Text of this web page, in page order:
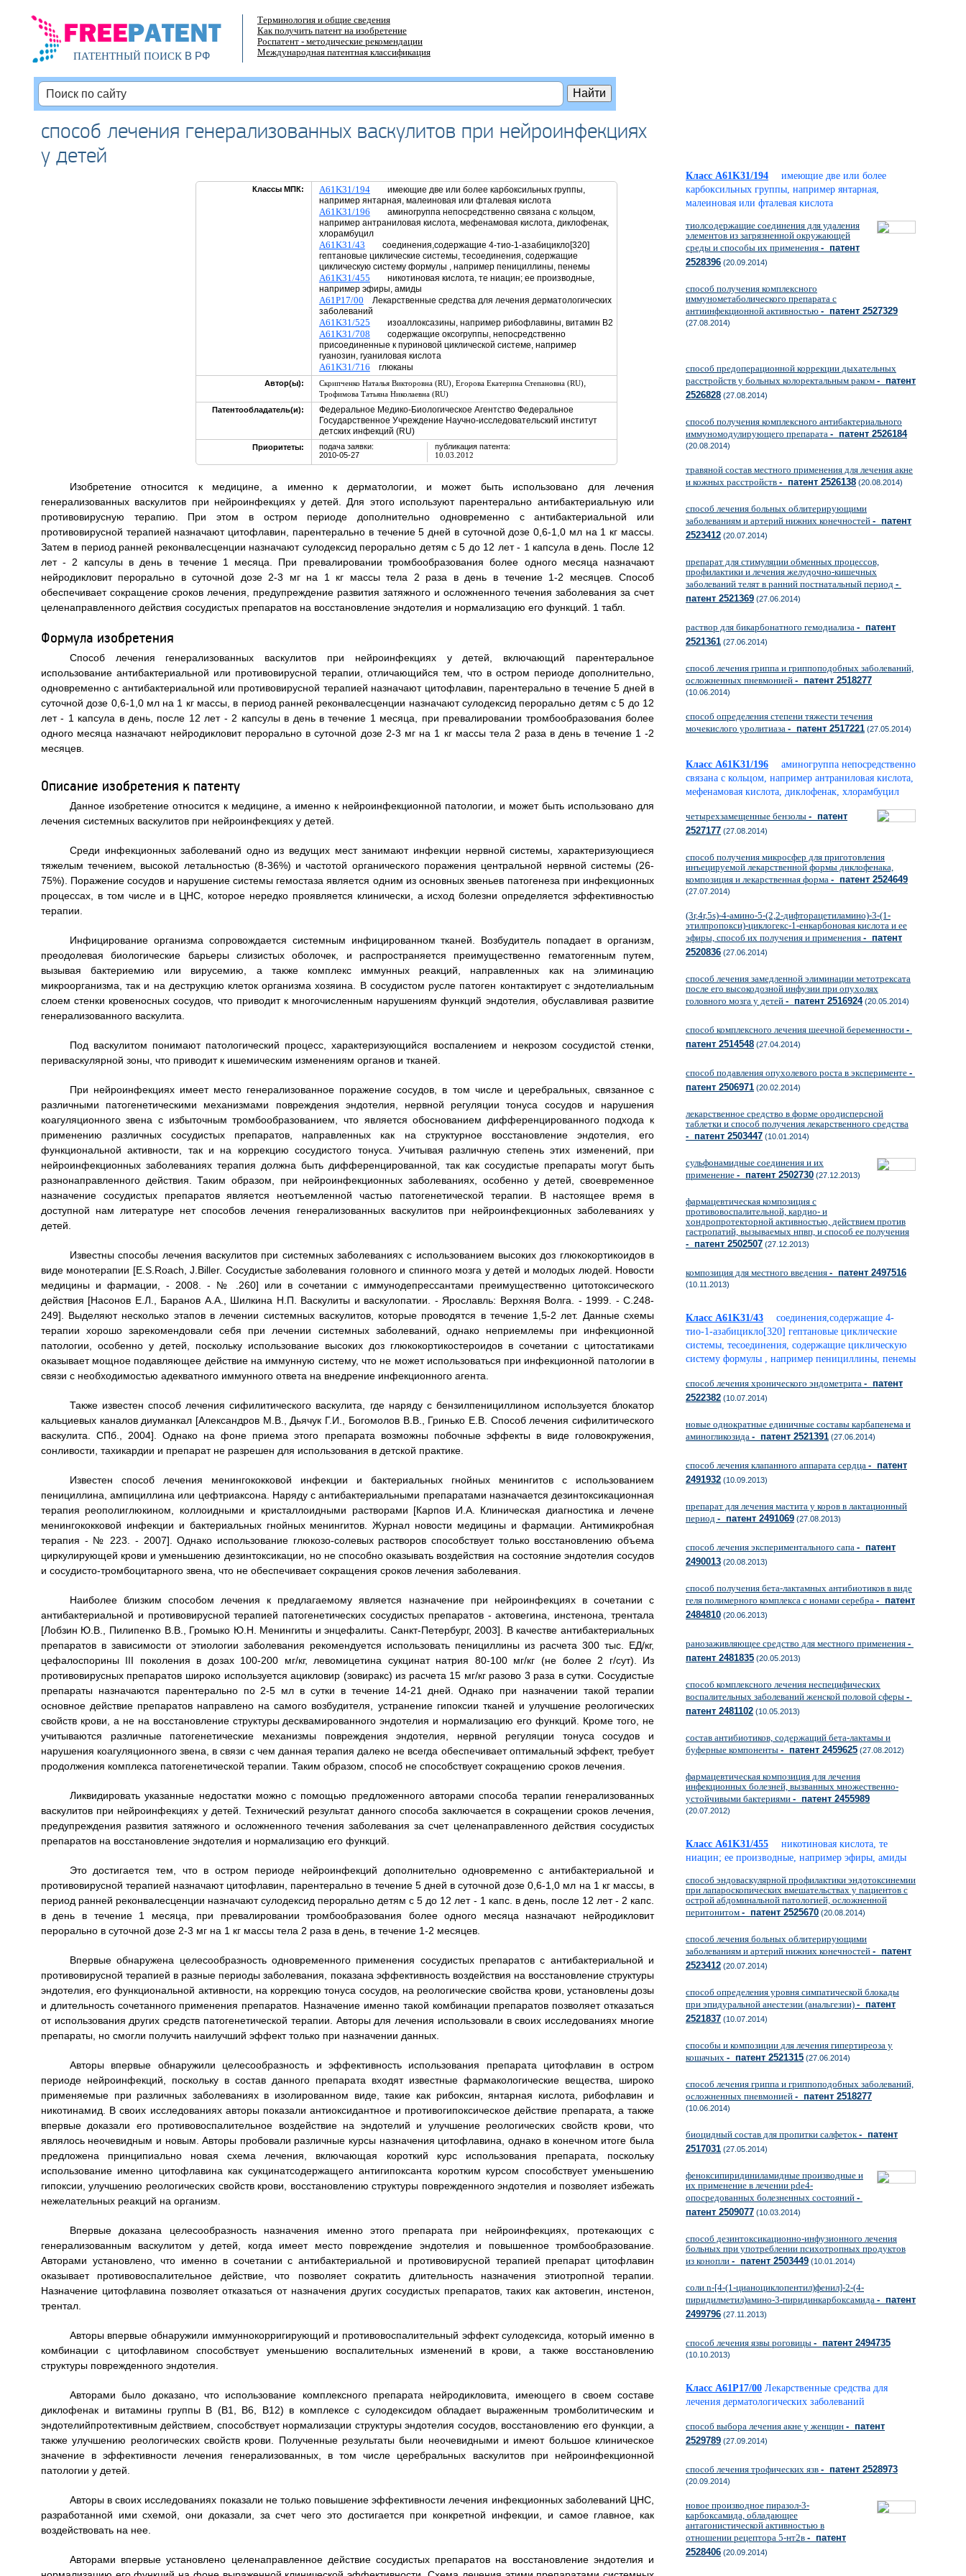
ПАТЕНТНЫЙ ПОИСКВ РФ
Терминология и общие сведения
Как получить патент на изобретение
Роспатент - методические рекомендации
Международная патентная классификация
способ лечения генерализованных васкулитов при нейроинфекциях
у детей
Классы МПК: A61K31/194имеющие две или более карбоксильных группы,
например янтарная, малеиновая или фталевая кислота
A61K31/196 аминогруппа непосредственно связана с кольцом,
например антраниловая кислота, мефенамовая кислота, диклофенак,
хлорамбуцил
A61K31/43 соединения,содержащие 4-тио-1-азабицикло[320]
гептановые циклические системы, тесоединения, содержащие
циклическую систему формулы , например пенициллины, пенемы
A61K31/455 никотиновая кислота, те ниацин; ее производные,
например эфиры, амиды
A61P17/00 Лекарственные средства для лечения дерматологических
заболеваний
A61K31/525 изоаллоксазины, например рибофлавины, витамин B2
A61K31/708 содержащие оксогруппы, непосредственно
присоединенные к пуриновой циклической системе, например
гуанозин, гуаниловая кислота
A61K31/716 глюканы
Автор(ы): Скрипченко Наталья Викторовна (RU), Егорова Екатерина Степановна (RU),
Трофимова Татьяна Николаевна (RU)
Патентообладатель(и):
Федеральное Медико-Биологическое Агентство Федеральное
Государственное Учреждение Научно-исследовательский институт
детских инфекций (RU)
Приоритеты:
подача заявки:
2010-05-27
публикация патента:
10.03.2012
Изобретение относится к медицине, а именно к дерматологии, и может быть использовано для лечения
генерализованных васкулитов при нейроинфекциях у детей. Для этого используют парентерально антибактериальную или
противовирусную терапию. При этом в остром периоде дополнительно одновременно с антибактериальной или
противовирусной терапией назначают цитофлавин, парентерально в течение 5 дней в суточной дозе 0,6-1,0 мл на 1 кг массы.
Затем в период ранней реконвалесценции назначают сулодексид перорально детям с 5 до 12 лет - 1 капсула в день. После 12
лет - 2 капсулы в день в течение 1 месяца. При превалировании тромбообразования более одного месяца назначают
нейродикловит перорально в суточной дозе 2-3 мг на 1 кг массы тела 2 раза в день в течение 1-2 месяцев. Способ
обеспечивает сокращение сроков лечения, предупреждение развития затяжного и осложненного течения заболевания за счет
целенаправленного действия сосудистых препаратов на восстановление эндотелия и нормализацию его функций. 1 табл.
Формула изобретения
Способ лечения генерализованных васкулитов при нейроинфекциях у детей, включающий парентеральное
использование антибактериальной или противовирусной терапии, отличающийся тем, что в остром периоде дополнительно,
одновременно с антибактериальной или противовирусной терапией назначают цитофлавин, парентерально в течение 5 дней в
суточной дозе 0,6-1,0 мл на 1 кг массы, в период ранней реконвалесценции назначают сулодексид перорально детям с 5 до 12
лет - 1 капсула в день, после 12 лет - 2 капсулы в день в течение 1 месяца, при превалировании тромбообразования более
одного месяца назначают нейродикловит перорально в суточной дозе 2-3 мг на 1 кг массы тела 2 раза в день в течение 1 -2
месяцев.
Описание изобретения к патенту
Данное изобретение относится к медицине, а именно к нейроинфекционной патологии, и может быть использовано для
лечения системных васкулитов при нейроинфекциях у детей.
Среди инфекционных заболеваний одно из ведущих мест занимают инфекции нервной системы, характеризующиеся
тяжелым течением, высокой летальностью (8-36%) и частотой органического поражения центральной нервной системы (26-
75%). Поражение сосудов и нарушение системы гемостаза является одним из основных звеньев патогенеза при инфекционных
процессах, в том числе и в ЦНС, которое нередко проявляется клинически, а исход болезни определяется эффективностью
терапии.
Инфицирование организма сопровождается системным инфицированном тканей. Возбудитель попадает в организм,
преодолевая биологические барьеры слизистых оболочек, и распространяется преимущественно гематогенным путем,
вызывая бактериемию или вирусемию, а также комплекс иммунных реакций, направленных как на элиминацию
микроорганизма, так и на деструкцию клеток организма хозяина. В сосудистом русле патоген контактирует с эндотелиальным
слоем стенки кровеносных сосудов, что приводит к многочисленным нарушениям функций эндотелия, обуславливая развитие
генерализованного васкулита.
Под васкулитом понимают патологический процесс, характеризующийся воспалением и некрозом сосудистой стенки,
периваскулярной зоны, что приводит к ишемическим изменениям органов и тканей.
При нейроинфекциях имеет место генерализованное поражение сосудов, в том числе и церебральных, связанное с
различными патогенетическими механизмами повреждения эндотелия, нервной регуляции тонуса сосудов и нарушения
коагуляционного звена с избыточным тромбообразованием, что является обоснованием дифференцированного подхода к
применению различных сосудистых препаратов, направленных как на структурное восстановление эндотелия, его
функциональной активности, так и на коррекцию сосудистого тонуса. Учитывая различную степень этих изменений, при
нейроинфекционных заболеваниях терапия должна быть дифференцированной, так как сосудистые препараты могут быть
разнонаправленного действия. Таким образом, при нейроинфекционных заболеваниях, особенно у детей, своевременное
назначение сосудистых препаратов является неотъемленной частью патогенетической терапии. В настоящее время в
доступной нам литературе нет способов лечения генерализованных васкулитов при нейроинфекционных заболеваниях у
детей.
Известны способы лечения васкулитов при системных заболеваниях с использованием высоких доз глюкокортикоидов в
виде монотерапии [E.S.Roach, J.Biller. Сосудистые заболевания головного и спинного мозга у детей и молодых людей. Новости
медицины и фармации, - 2008. - № .260] или в сочетании с иммунодепрессантами преимущественно цитотоксического
действия [Насонов Е.Л., Баранов А.А., Шилкина Н.П. Васкулиты и васкулопатии. - Ярославль: Верхняя Волга. - 1999. - С.248-
249]. Выделяют несколько этапов в лечении системных васкулитов, которые проводятся в течение 1,5-2 лет. Данные схемы
терапии хорошо зарекомендовали себя при лечении системных заболеваний, однако неприемлемы при инфекционной
патологии, особенно у детей, поскольку использование высоких доз глюкокортикостероидов в сочетании с цитостатиками
оказывает мощное подавляющее действие на иммунную систему, что не может использоваться при инфекционной патологии в
связи с необходимостью адекватного иммунного ответа на внедрение инфекционного агента.
Также известен способ лечения сифилитического васкулита, где наряду с бензилпенициллином используется блокатор
кальциевых каналов диуманкал [Александров М.В., Дьячук Г.И., Богомолов В.В., Гринько Е.В. Способ лечения сифилитического
васкулита. СПб., 2004]. Однако на фоне приема этого препарата возможны побочные эффекты в виде головокружения,
сонливости, тахикардии и препарат не разрешен для использования в детской практике.
Известен способ лечения менингококковой инфекции и бактериальных гнойных менингитов с использованием
пенициллина, ампициллина или цефтриаксона. Наряду с антибактериальными препаратами назначается дезинтоксикационная
терапия реополиглюкином, коллоидными и кристаллоидными растворами [Карпов И.А. Клиническая диагностика и лечене
менингококковой инфекции и бактериальных гнойных менингитов. Журнал новости медицины и фармации. Антимикробная
терапия - № 223. - 2007]. Однако использование глюкозо-солевых растворов способствует только восстановлению объема
циркулирующей крови и уменьшению дезинтоксикации, но не способно оказывать воздействия на состояние эндотелия сосудов
и сосудисто-тромбоцитарного звена, что не обеспечивает сокращения сроков лечения заболевания.
Наиболее близким способом лечения к предлагаемому является назначение при нейроинфекциях в сочетании с
антибактериальной и противовирусной терапией патогенетических сосудистых препаратов - актовегина, инстенона, трентала
[Лобзин Ю.В., Пилипенко В.В., Громыко Ю.Н. Менингиты и энцефалиты. Санкт-Петербург, 2003]. В качестве антибактериальных
препаратов в зависимости от этиологии заболевания рекомендуется использовать пенициллины из расчета 300 тыс. ЕД/кг,
цефалоспорины III поколения в дозах 100-200 мг/кг, левомицетина сукцинат натрия 80-100 мг/кг (не более 2 г/сут). Из
противовирусных препаратов широко используется ацикловир (зовиракс) из расчета 15 мг/кг разово 3 раза в сутки. Сосудистые
препараты назначаются парентерально по 2-5 мл в сутки в течение 14-21 дней. Однако при назначении такой терапии
основное действие препаратов направлено на самого возбудителя, устранение гипоксии тканей и улучшение реологических
свойств крови, а не на восстановление структуры десквамированного эндотелия и нормализацию его функций. Кроме того, не
учитываются различные патогенетические механизмы повреждения эндотелия, нервной регуляции тонуса сосудов и
нарушения коагуляционного звена, в связи с чем данная терапия далеко не всегда обеспечивает оптимальный эффект, требует
продолжения комплекса патогенетической терапии. Таким образом, способ не способствует сокращению сроков лечения.
Ликвидировать указанные недостатки можно с помощью предложенного авторами способа терапии генерализованных
васкулитов при нейроинфекциях у детей. Технический результат данного способа заключается в сокращении сроков лечения,
предупреждения развития затяжного и осложненного течения заболевания за счет целенаправленного действия сосудистых
препаратов на восстановление эндотелия и нормализацию его функций.
Это достигается тем, что в остром периоде нейроинфекций дополнительно одновременно с антибактериальной и
противовирусной терапией назначают цитофлавин, парентерально в течение 5 дней в суточной дозе 0,6-1,0 мл на 1 кг массы, в
период ранней реконвалесценции назначают сулодексид перорально детям с 5 до 12 лет - 1 капс. в день, после 12 лет - 2 капс.
в день в течение 1 месяца, при превалировании тромбообразования более одного месяца назначают нейродикловит
перорально в суточной дозе 2-3 мг на 1 кг массы тела 2 раза в день, в течение 1-2 месяцев.
Впервые обнаружена целесообразность одновременного применения сосудистых препаратов с антибактериальной и
противовирусной терапией в разные периоды заболевания, показана эффективность воздействия на восстановление структуры
эндотелия, его функциональной активности, на коррекцию тонуса сосудов, на реологические свойства крови, установлены дозы
и длительность сочетанного применения препаратов. Назначение именно такой комбинации препаратов позволяет отказаться
от использования других средств патогенетической терапии. Авторы для лечения использовали в своих исследованиях многие
препараты, но смогли получить наилучший эффект только при назначении данных.
Авторы впервые обнаружили целесообразность и эффективность использования препарата цитофлавин в остром
периоде нейроинфекций, поскольку в состав данного препарата входят известные фармакологические вещества, широко
применяемые при различных заболеваниях в изолированном виде, такие как рибоксин, янтарная кислота, рибофлавин и
никотинамид. В своих исследованиях авторы показали антиоксидантное и противогипоксическое действие препарата, а также
впервые доказали его противовоспалительное воздействие на эндотелий и улучшение реологических свойств крови, что
являлось неочевидным и новым. Авторы пробовали различные курсы назначения цитофлавина, однако в конечном итоге была
предложена принципиально новая схема лечения, включающая короткий курс использования препарата, поскольку
использование именно цитофлавина как сукцинатсодержащего антигипоксанта коротким курсом способствует уменьшению
гипоксии, улучшению реологических свойств крови, восстановлению структуры поврежденного эндотелия и позволяет избежать
нежелательных реакций на организм.
Впервые доказана целесообразность назначения именно этого препарата при нейроинфекциях, протекающих с
генерализованным васкулитом у детей, когда имеет место повреждение эндотелия и повышенное тромбообразование.
Авторами установлено, что именно в сочетании с антибактериальной и противовирусной терапией препарат цитофлавин
оказывает противовоспалительное действие, что позволяет сократить длительность назначения этиотропной терапии.
Назначение цитофлавина позволяет отказаться от назначения других сосудистых препаратов, таких как актовегин, инстенон,
трентал.
Авторы впервые обнаружили иммуннокорригирующий и противовоспалительный эффект сулодексида, который именно в
комбинации с цитофлавином способствует уменьшению воспалительных изменений в крови, а также восстановлению
структуры поврежденного эндотелия.
Авторами было доказано, что использование комплексного препарата нейродикловита, имеющего в своем составе
диклофенак и витамины группы В (B1, B6, В12) в комплексе с сулодексидом обладает выраженным тромболитическим и
эндотелийпротективным действием, способствует нормализации структуры эндотелия сосудов, восстановлению его функции, а
также улучшению реологических свойств крови. Полученные результаты были неочевидными и имеют большое клиническое
значение в эффективности лечения генерализованных, в том числе церебральных васкулитов при нейроинфекционной
патологии у детей.
Авторы в своих исследованиях показали не только повышение эффективности лечения инфекционных заболеваний ЦНС,
разработанной ими схемой, они доказали, за счет чего это достигается при конкретной инфекции, и самое главное, как
воздействовать на нее.
Авторами впервые установлено целенаправленное действие сосудистых препаратов на восстановление эндотелия и
Класс A61K31/194
имеющие две или более
карбоксильных группы, например янтарная,
малеиновая или фталевая кислота
тиолсодержащие соединения для удаления
элементов из загрязненной окружающей
среды и способы их применения - патент
2528396 (20.09.2014)
способ получения комплексного
иммунометаболического препарата с
антиинфекционной активностью - патент 2527329
(27.08.2014)
способ предоперационной коррекции дыхательных
расстройств у больных колоректальным раком - патент
2526828 (27.08.2014)
способ получения комплексного антибактериального
иммуномодулирующего препарата - патент 2526184
(20.08.2014)
травяной состав местного применения для лечения акне
и кожных расстройств - патент 2526138 (20.08.2014)
способ лечения больных облитерирующими
заболеваниям и артерий нижних конечностей - патент
2523412 (20.07.2014)
препарат для стимуляции обменных процессов,
профилактики и лечения желудочно-кишечных
заболеваний телят в ранний постнатальный период -
патент 2521369 (27.06.2014)
раствор для бикарбонатного гемодиализа - патент
2521361 (27.06.2014)
способ лечения гриппа и гриппоподобных заболеваний,
осложненных пневмонией - патент 2518277
(10.06.2014)
способ определения степени тяжести течения
мочекислого уролитиаза - патент 2517221 (27.05.2014)
Класс A61K31/196
аминогруппа непосредственно
связана с кольцом, например антраниловая кислота,
мефенамовая кислота, диклофенак, хлорамбуцил
четырехзамещенные бензолы - патент
2527177 (27.08.2014)
способ получения микросфер для приготовления
инъецируемой лекарственной формы диклофенака,
композиция и лекарственная форма - патент 2524649
(27.07.2014)
(3r,4r,5s)-4-амино-5-(2,2-дифторацетиламино)-3-(1-
этилпропокси)-циклогекс-1-енкарбоновая кислота и ее
эфиры, способ их получения и применения - патент
2520836 (27.06.2014)
способ лечения замедленной элиминации метотрексата
после его высокодозной инфузии при опухолях
головного мозга у детей - патент 2516924(20.05.2014)
способ комплексного лечения шеечной беременности -
патент 2514548 (27.04.2014)
способ подавления опухолевого роста в эксперименте -
патент 2506971 (20.02.2014)
лекарственное средство в форме ородисперсной
таблетки и способ получения лекарственного средства
- патент 2503447 (10.01.2014)
сульфонамидные соединения и их
применение - патент 2502730 (27.12.2013)
фармацевтическая композиция с
противовоспалительной, кардио- и
хондропротекторной активностью, действием против
гастропатий, вызываемых нпвп, и способ ее получения
- патент 2502507 (27.12.2013)
композиция для местного введения - патент 2497516
(10.11.2013)
Класс A61K31/43
соединения,содержащие 4-
тио-1-азабицикло[320] гептановые циклические
системы, тесоединения, содержащие циклическую
систему формулы , например пенициллины, пенемы
способ лечения хронического эндометрита - патент
2522382 (10.07.2014)
новые однократные единичные составы карбапенема и
аминогликозида - патент 2521391 (27.06.2014)
способ лечения клапанного аппарата сердца - патент
2491932 (10.09.2013)
препарат для лечения мастита у коров в лактационный
период - патент 2491069 (27.08.2013)
способ лечения экспериментального сапа - патент
2490013 (20.08.2013)
способ получения бета-лактамных антибиотиков в виде
геля полимерного комплекса с ионами серебра - патент
2484810 (20.06.2013)
ранозаживляющее средство для местного применения -
патент 2481835 (20.05.2013)
способ комплексного лечения неспецифических
воспалительных заболеваний женской половой сферы -
патент 2481102 (10.05.2013)
состав антибиотиков, содержащий бета-лактамы и
буферные компоненты - патент 2459625 (27.08.2012)
фармацевтическая композиция для лечения
инфекционных болезней, вызванных множественно-
устойчивыми бактериями - патент 2455989
(20.07.2012)
Класс A61K31/455
никотиновая кислота, те
ниацин; ее производные, например эфиры, амиды
способ эндоваскулярной профилактики эндотоксинемии
при лапароскопических вмешательствах у пациентов с
острой абдоминальной патологией, осложненной
перитонитом - патент 2525670 (20.08.2014)
способ лечения больных облитерирующими
заболеваниям и артерий нижних конечностей - патент
2523412 (20.07.2014)
способ определения уровня симпатической блокады
при эпидуральной анестезии (анальгезии) - патент
2521837 (10.07.2014)
способы и композиции для лечения гипертиреоза у
кошачьих - патент 2521315 (27.06.2014)
способ лечения гриппа и гриппоподобных заболеваний,
осложненных пневмонией - патент 2518277
(10.06.2014)
биоцидный состав для пропитки салфеток- патент
2517031 (27.05.2014)
феноксипиридиниламидные производные и
их применение в лечении pde4-
опосредованных болезненных состояний -
патент 2509077 (10.03.2014)
способ дезинтоксикационно-инфузионного лечения
больных при употреблении психотропных продуктов
из конопли - патент 2503449 (10.01.2014)
соли n-[4-(1-цианоциклопентил)фенил]-2-(4-
пиридилметил)амино-3-пиридинкарбоксамида - патент
2499796 (27.11.2013)
способ лечения язвы роговицы - патент 2494735
(10.10.2013)
Класс A61P17/00 Лекарственные средства для
лечения дерматологических заболеваний
способ выбора лечения акне у женщин - патент
2529789 (27.09.2014)
способ лечения трофических язв - патент 2528973
(20.09.2014)
новое производное пиразол-3-
карбоксамида, обладающее
антагонистической активностью в
отношении рецептора 5-нт2в - патент
2528406 (20.09.2014)